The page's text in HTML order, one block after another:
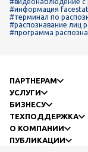
#информация
#терминал по
#распознавание лиц
#программа
ПАРТНЕРАМ
УСЛУГИ
БИЗНЕСУ
ТЕХПОДДЕРЖКА
О КОМПАНИИ
ПУБЛИКАЦИИ